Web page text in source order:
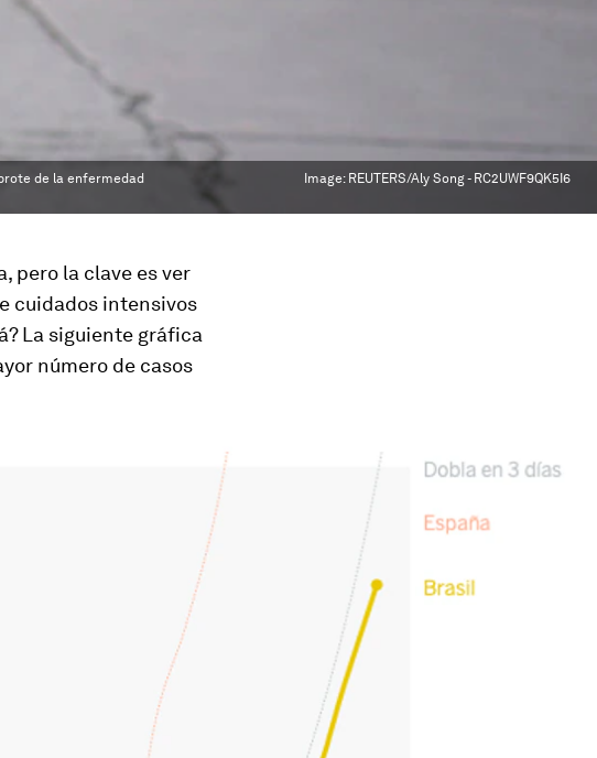
de la enfermedad
Image: REUTERS/Aly Song - RC2UWF9QK5I6
pero la clave es ver
cuidados intensivos
La siguiente gráfica
número de casos